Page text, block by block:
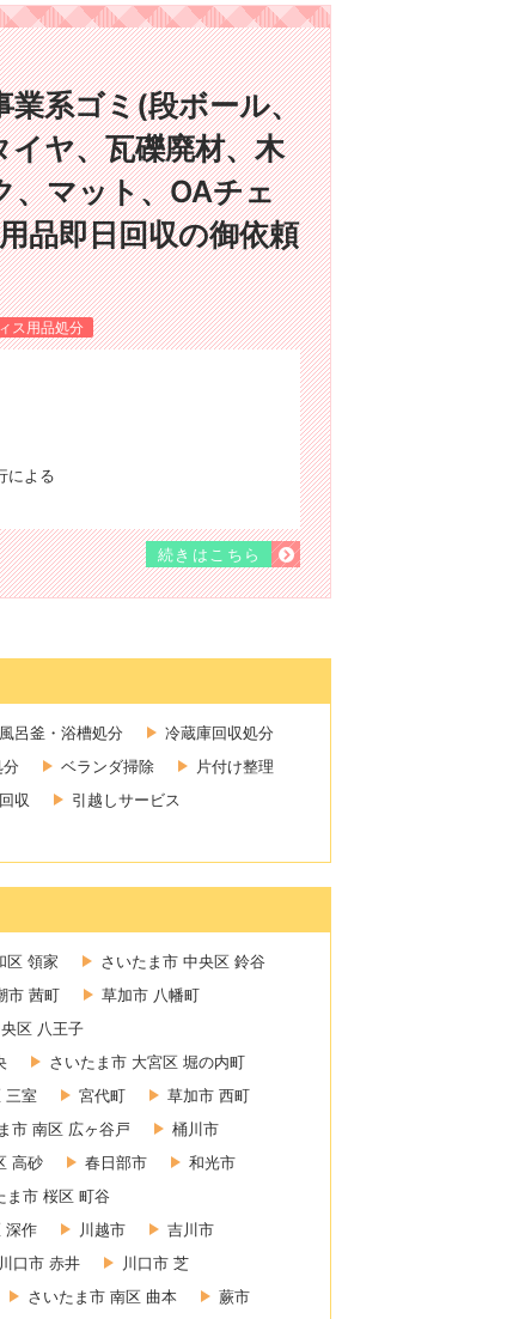
業系ゴミ(段ボール、
ヤ、瓦礫廃材、木
、マット、OAチェ
品即日回収の御依頼
ス用品処分
による
続きはこちら
風呂釜・浴槽処分
冷蔵庫回収処分
ベランダ掃除
片付け整理
収
引越しサービス
区 領家
さいたま市 中央区 鈴谷
市 茜町
草加市 八幡町
区 八王子
さいたま市 大宮区 堀の内町
三室 宮代町
草加市 西町
市 南区 広ヶ谷戸
桶川市
高砂 春日部市
和光市
ま市 桜区 町谷
深作 川越市
吉川市
川口市 赤井
川口市 芝
さいたま市 南区 曲本
蕨市